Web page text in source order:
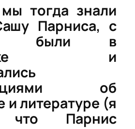
мы тогда знали
Парниса, с
были в
и
об
и литературе (я
что Парнис